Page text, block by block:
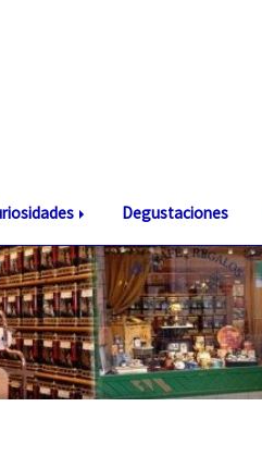
Degustaciones